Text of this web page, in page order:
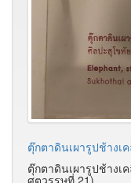
ตุ๊กตาดินเผารูปช้างเ
ตุ๊กตาดินเผารูปช้าง
ศตวรรษที่ 21)